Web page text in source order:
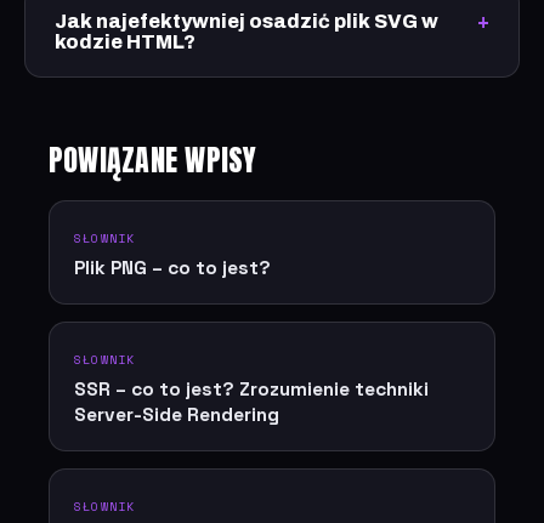
Jak najefektywniej osadzić plik SVG w
kodzie HTML?
POWIĄZANE WPISY
SŁOWNIK
Plik PNG – co to jest?
SŁOWNIK
SSR – co to jest? Zrozumienie techniki
Server-Side Rendering
SŁOWNIK